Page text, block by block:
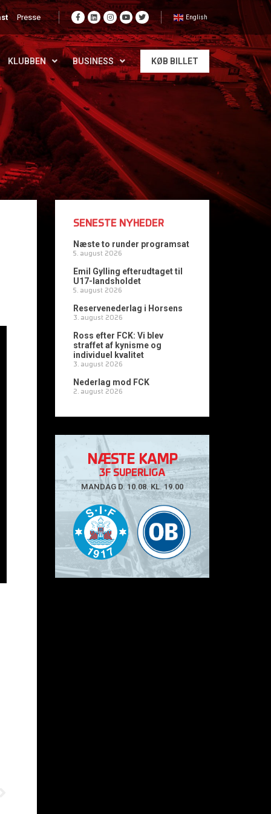
Presse English
KLUBBEN BUSINESS KØB BILLET
SENESTE NYHEDER
Næste to runder programsat
5. august 2026
Emil Gylling efterudtaget til
U17-landsholdet
5. august 2026
Reservenederlag i Horsens
3. august 2026
Ross efter FCK: Vi blev
straffet af kynisme og
individuel kvalitet
3. august 2026
Nederlag mod FCK
2. august 2026
NÆSTE KAMP
3F SUPERLIGA
MANDAG D. 10.08. KL. 19.00